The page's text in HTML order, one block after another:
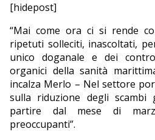
[hidepost]
“Mai come ora ci si rende
ripetuti solleciti, inascoltati,
unico doganale e dei
organici della sanità
incalza Merlo – Nel settore
sulla riduzione degli
partire dal mese di
preoccupanti”.